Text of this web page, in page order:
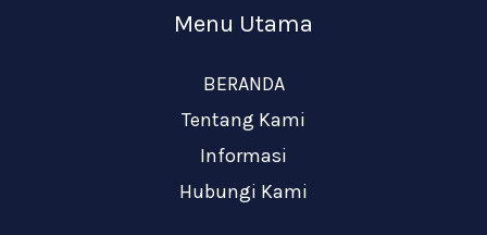
Menu Utama
BERANDA
Tentang Kami
Informasi
Hubungi Kami